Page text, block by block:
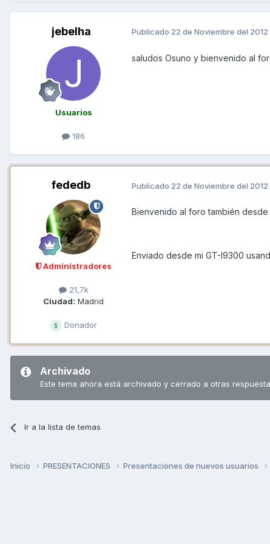
jebelha
Usuarios
186
Publicado 22 de Noviembre del 2012
saludos Osuno y bienvenido al
fededb
Administradores
21,7k
Ciudad: Madrid
Donador
Publicado 22 de Noviembre del 2012
Bienvenido al foro también desde
Enviado desde mi GT-I9300
Archivado
Este tema ahora está archivado y cerrado a otras
Ir a la lista de temas
Inicio PRESENTACIONES Presentaciones de nuevos usuarios